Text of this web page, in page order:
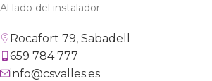
Al lado del instalador
Rocafort 79, Sabadell
659 784 777
info@csvalles.es